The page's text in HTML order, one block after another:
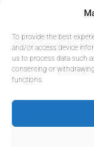
To provide the best
and/or access device
us to process data such
consenting or
functions.
намери ни
info@balkanbridge.eu
Copyright © 2024 BALKAN